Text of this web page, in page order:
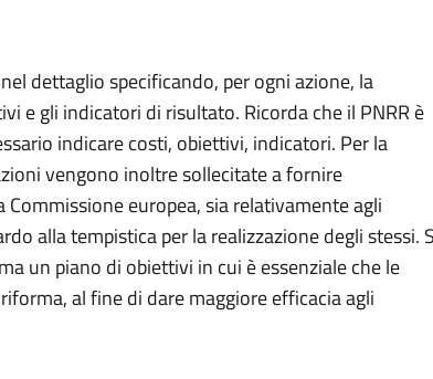
dettaglio specificando, per ogni azione, la
e gli indicatori di risultato. Ricorda che il PNRR è
indicare costi, obiettivi, indicatori. Per la
vengono inoltre sollecitate a fornire
europea, sia relativamente agli
alla tempistica per la realizzazione degli stessi.
un piano di obiettivi in cui è essenziale che le
al fine di dare maggiore efficacia agli